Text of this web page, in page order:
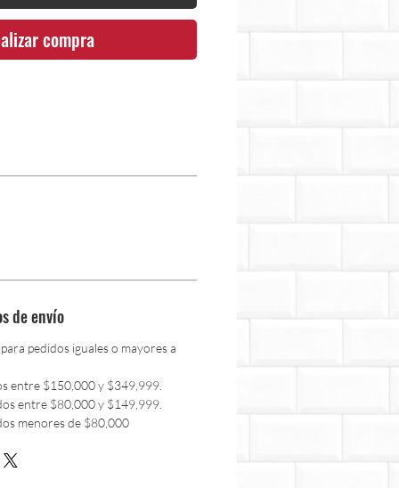
compra
de envío
pedidos iguales o mayores a
entre $150,000 y $349,999.
entre $80,000 y $149,999.
menores de $80,000